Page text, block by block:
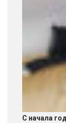
С начала